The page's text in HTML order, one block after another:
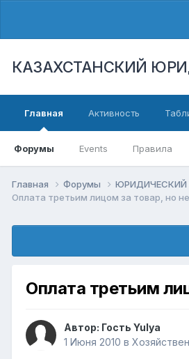
КАЗАХСТАНСКИЙ
Главная
Форумы Events Правила
Активность
Главная Форумы ЮРИДИЧЕСКИЙ
Оплата третьим лицом за товар, но
Оплата третьим
Автор: Гость Yulya
1 Июня 2010 в